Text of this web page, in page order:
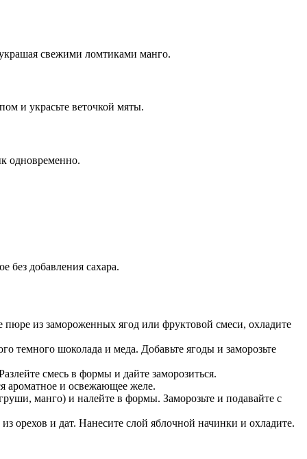
свежими ломтиками манго.
и украсьте веточкой мяты.
одновременно.
без добавления сахара.
пюре из замороженных ягод или фруктовой смеси, охладите
темного шоколада и меда. Добавьте ягоды и заморозьте
смесь в формы и дайте заморозиться.
ароматное и освежающее желе.
манго) и налейте в формы. Заморозьте и подавайте с
и дат. Нанесите слой яблочной начинки и охладите.